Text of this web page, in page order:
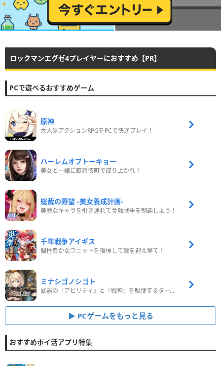
ロックマンエグゼ4プレイヤーにおすすめ【PR】
PCで遊べるおすすめゲーム
原神
大人気アクションRPGをPCで快適プレイ！
ハーレムオブトーキョー
美女と一緒に歌舞伎町で成り上がれ！
総裁の野望 -美女養成計画-
美麗なキャラを引き連れて金融戦争を制覇しよう！
千年戦争アイギス
個性豊かなユニットを指揮して敵を迎え撃て！
ミナシゴノシゴト
武器の『アビリティ』と『戦神』を駆使するターン制コマンドバトルRPG！
PCゲームをもっと見る
おすすめポイ活アプリ特集